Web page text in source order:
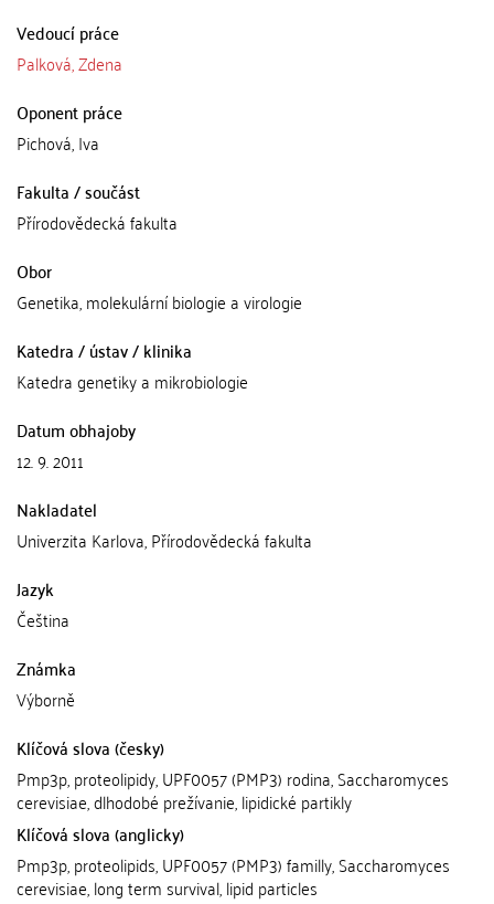
Vedoucí práce
Palková, Zdena
Oponent práce
Pichová, Iva
Fakulta / součást
Přírodovědecká fakulta
Obor
Genetika, molekulární biologie a virologie
Katedra / ústav / klinika
Katedra genetiky a mikrobiologie
Datum obhajoby
12. 9. 2011
Nakladatel
Univerzita Karlova, Přírodovědecká fakulta
Jazyk
Čeština
Známka
Výborně
Klíčová slova (česky)
Pmp3p, proteolipidy, UPF0057 (PMP3) rodina, Saccharomyces
cerevisiae, dlhodobé prežívanie, lipidické partikly
Klíčová slova (anglicky)
Pmp3p, proteolipids, UPF0057 (PMP3) familly, Saccharomyces
cerevisiae, long term survival, lipid particles